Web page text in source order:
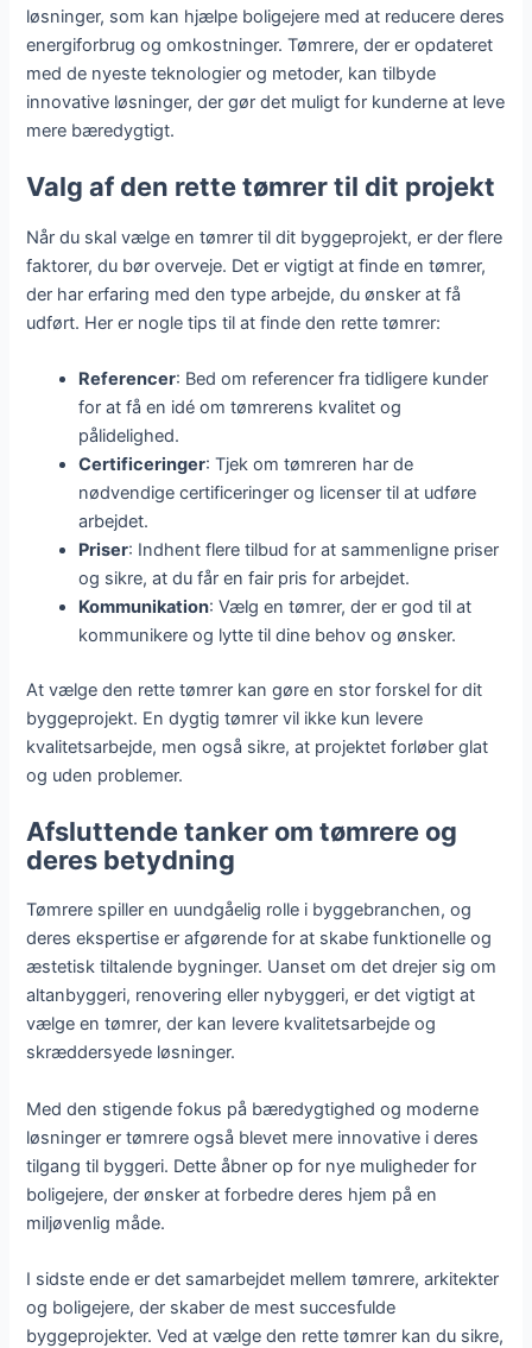
løsninger, som kan hjælpe boligejere med at reducere deres
energiforbrug og omkostninger. Tømrere, der er opdateret
med de nyeste teknologier og metoder, kan tilbyde
innovative løsninger, der gør det muligt for kunderne at leve
mere bæredygtigt.
Valg af den rette tømrer til dit projekt
Når du skal vælge en tømrer til dit byggeprojekt, er der flere
faktorer, du bør overveje. Det er vigtigt at finde en tømrer,
der har erfaring med den type arbejde, du ønsker at få
udført. Her er nogle tips til at finde den rette tømrer:
Referencer: Bed om referencer fra tidligere kunder
for at få en idé om tømrerens kvalitet og
pålidelighed.
Certificeringer: Tjek om tømreren har de
nødvendige certificeringer og licenser til at udføre
arbejdet.
Priser: Indhent flere tilbud for at sammenligne priser
og sikre, at du får en fair pris for arbejdet.
Kommunikation: Vælg en tømrer, der er god til at
kommunikere og lytte til dine behov og ønsker.
At vælge den rette tømrer kan gøre en stor forskel for dit
byggeprojekt. En dygtig tømrer vil ikke kun levere
kvalitetsarbejde, men også sikre, at projektet forløber glat
og uden problemer.
Afsluttende tanker om tømrere og
deres betydning
Tømrere spiller en uundgåelig rolle i byggebranchen, og
deres ekspertise er afgørende for at skabe funktionelle og
æstetisk tiltalende bygninger. Uanset om det drejer sig om
altanbyggeri, renovering eller nybyggeri, er det vigtigt at
vælge en tømrer, der kan levere kvalitetsarbejde og
skræddersyede løsninger.
Med den stigende fokus på bæredygtighed og moderne
løsninger er tømrere også blevet mere innovative i deres
tilgang til byggeri. Dette åbner op for nye muligheder for
boligejere, der ønsker at forbedre deres hjem på en
miljøvenlig måde.
I sidste ende er det samarbejdet mellem tømrere, arkitekter
og boligejere, der skaber de mest succesfulde
byggeprojekter. Ved at vælge den rette tømrer kan du sikre,